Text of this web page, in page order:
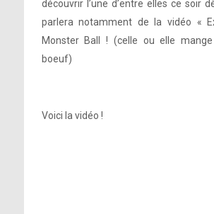
découvrir l’une d’entre elles ce soir
parlera notamment de la vidéo «
Monster Ball ! (celle ou elle
boeuf)
Voici la vidéo !